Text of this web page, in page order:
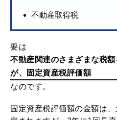
都市計画税
要は
が、固定資産税評価額